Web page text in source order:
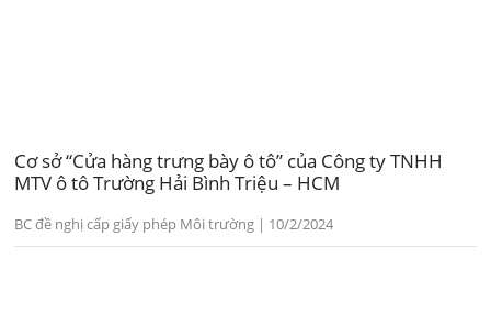
Cơ sở “Cửa hàng trưng bày ô tô” của Công ty TNHH
MTV ô tô Trường Hải Bình Triệu – HCM
BC đề nghị cấp giấy phép Môi trường | 10/2/2024